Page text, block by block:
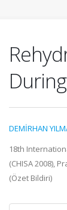
DEMİRHAN
18th
(CHISA 2008),
(Özet Bildiri)